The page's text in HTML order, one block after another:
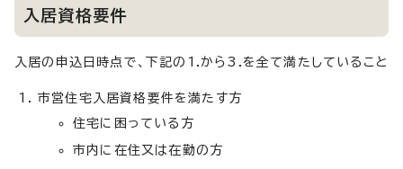
入居資格要件
入居の申込日時点で、下記の1.から3.を全て満たしていること
市営住宅入居資格要件を満たす方
住宅に困っている方
市内に在住又は在勤の方